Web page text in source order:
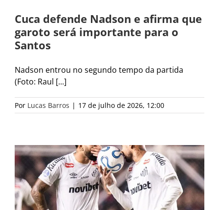
Cuca defende Nadson e afirma que
garoto será importante para o
Santos
Nadson entrou no segundo tempo da partida
(Foto: Raul [...]
Por Lucas Barros | 17 de julho de 2026, 12:00